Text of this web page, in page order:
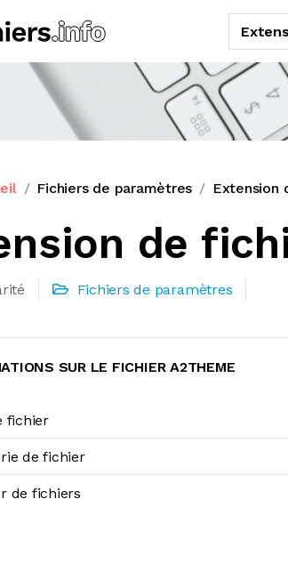
Fichiers de paramètres Extension
de
Fichiers de paramètres
SUR LE FICHIER A2THEME
fichier
de fichier
de fichiers